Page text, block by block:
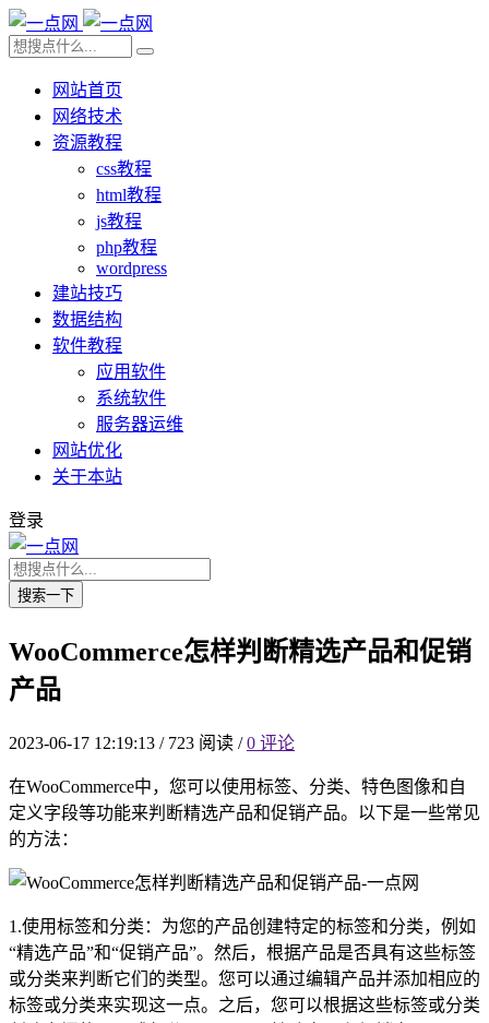
网站首页
网络技术
资源教程
css教程
html教程
js教程
php教程
wordpress
建站技巧
数据结构
软件教程
应用软件
系统软件
服务器运维
网站优化
关于本站
登录
搜索一下
WooCommerce怎样判断精选产品和促销
产品
2023-06-17 12:19:13 /723 阅读 / 0 评论
在WooCommerce中，您可以使用标签、分类、特色图像和自
定义字段等功能来判断精选产品和促销产品。以下是一些常见
的方法：
1.使用标签和分类：为您的产品创建特定的标签和分类，例如
“精选产品”和“促销产品”。然后，根据产品是否具有这些标签
或分类来判断它们的类型。您可以通过编辑产品并添加相应的
标签或分类来实现这一点。之后，您可以根据这些标签或分类